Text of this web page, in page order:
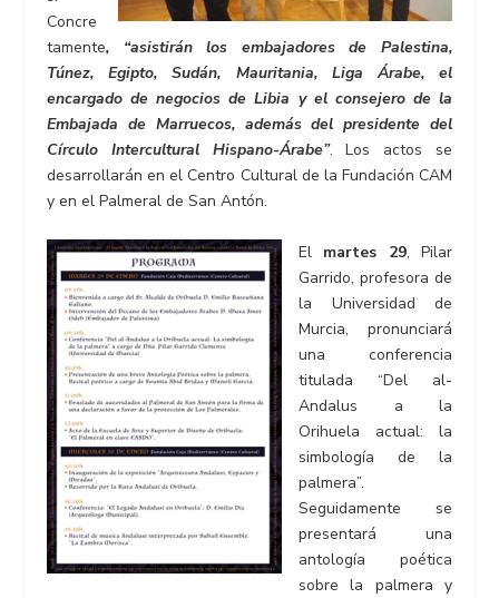
Concre
tamente, “asistirán los embajadores de Palestina,
Túnez, Egipto, Sudán, Mauritania, Liga Árabe, el
encargado de negocios de Libia y el consejero de la
Embajada de Marruecos, además del presidente del
Círculo Intercultural Hispano-Árabe”. Los actos se
desarrollarán en el Centro Cultural de la Fundación CAM
y en el Palmeral de San Antón.
El martes 29, Pilar
Garrido, profesora de
la Universidad de
Murcia, pronunciará
una conferencia
titulada “Del al-
Andalus a la
Orihuela actual: la
simbología de la
palmera”.
Seguidamente se
presentará una
antología poética
sobre la palmera y